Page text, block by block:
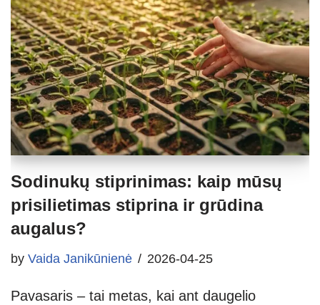
Sodinukų stiprinimas: kaip mūsų
prisilietimas stiprina ir grūdina
augalus?
by Vaida Janikūnienė 2026-04-25
Pavasaris – tai metas, kai ant daugelio